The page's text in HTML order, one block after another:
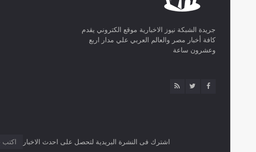
جريدة الشبكة نيوز الاخبارية موقع الكتروني يقدم
كافة أخبار مصر والعالم العربي علي مدار اربع
وعشرون ساعة
اشترك فى النشرة البريدية لتحصل على احدث الاخبار